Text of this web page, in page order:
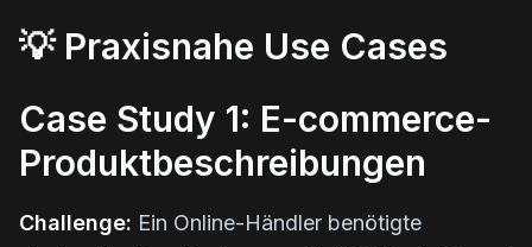
💡 Praxisnahe Use Cases
Case Study 1: E-commerce-
Produktbeschreibungen
Challenge: Ein Online-Händler benötigte